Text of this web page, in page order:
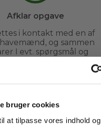
bruger cookies
at tilpasse vores indhold og
Afklar opgave
i kontakt med en af
og sammen
I evt. spørgsmål og
3